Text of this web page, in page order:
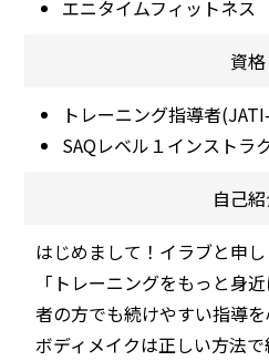
エニタイムフィットネス
資格
トレーニング指導者
SAQレベル１インストラ
自己
はじめまして！イラブと申し
「トレーニングをもっと身
者の方でも続けやすい指導を
ボディメイクは正しい方法